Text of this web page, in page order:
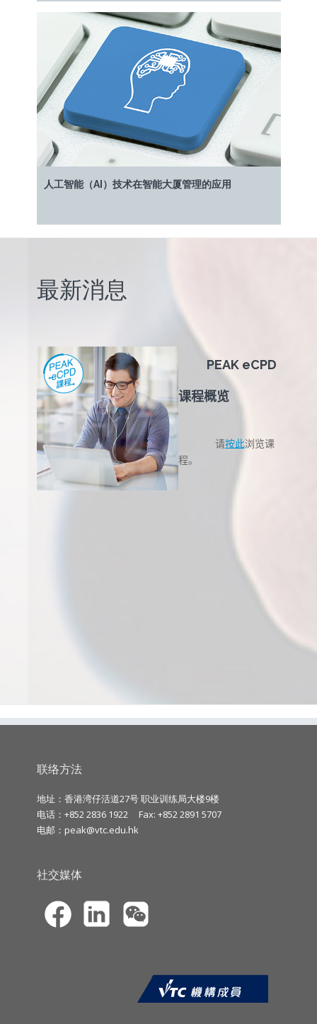
人工智能（AI）技术在智能大厦管理的应用
最新消息
PEAK eCPD
课程概览
请按此浏览课
程。
联络方法
地址：香港湾仔活道27号 职业训练局大楼9楼
电话：+852 2836 1922
Fax: +852 2891 5707
电邮： peak@vtc.edu.hk
社交媒体